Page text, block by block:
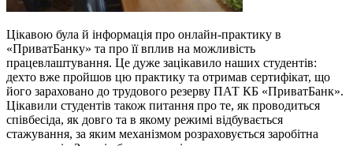
Цікавою була й інформація про онлайн-практику в
«ПриватБанку» та про її вплив на можливість
працевлаштування. Це дуже зацікавило наших студентів:
дехто вже пройшов цю практику та отримав сертифікат, що
його зараховано до трудового резерву ПАТ КБ «ПриватБанк».
Цікавили студентів також питання про те, як проводиться
співбесіда, як довго та в якому режимі відбувається
стажування, за яким механізмом розраховується заробітна